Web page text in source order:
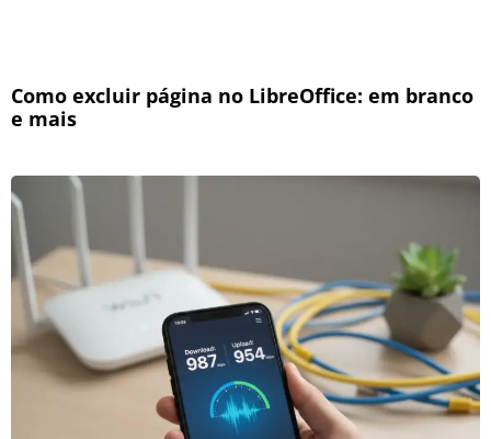
Como excluir página no LibreOffice: em branco
e mais